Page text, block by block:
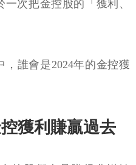
次把金控股的「獲利、
誰會是2024年的金控獲
獲利賺贏過去